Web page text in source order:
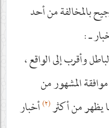
بالمخالفة من أحد
ـ :
وأقرب إلى الواقع ،
المشهور من
يظهر من أكثر(٢) أخبار